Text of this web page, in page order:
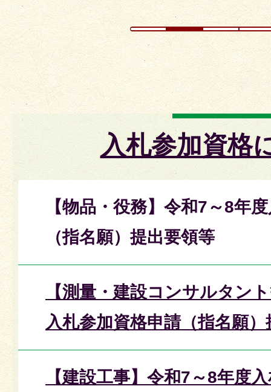
入札参加資格
【物品・役務】令和7～8年
（指名願）提出要領等
【測量・建設コンサルタン
入札参加資格申請（指名願
【建設工事】令和7～8年度